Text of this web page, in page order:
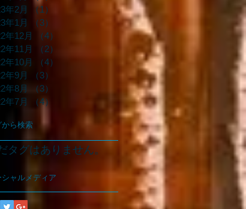
年2月
（1）
年1月
（3）
年12月
（4）
年11月
（2）
年10月
（4）
年9月
（3）
年8月
（3）
年7月
（4）
から検索
タグはありません。
シャルメディア